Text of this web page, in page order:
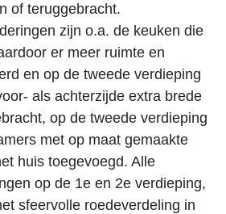
of teruggebracht.
zijn o.a. de keuken die
er meer ruimte en
en op de tweede verdieping
als achterzijde extra brede
op de tweede verdieping
met op maat gemaakte
huis toegevoegd. Alle
op de 1e en 2e verdieping,
sfeervolle roedeverdeling in